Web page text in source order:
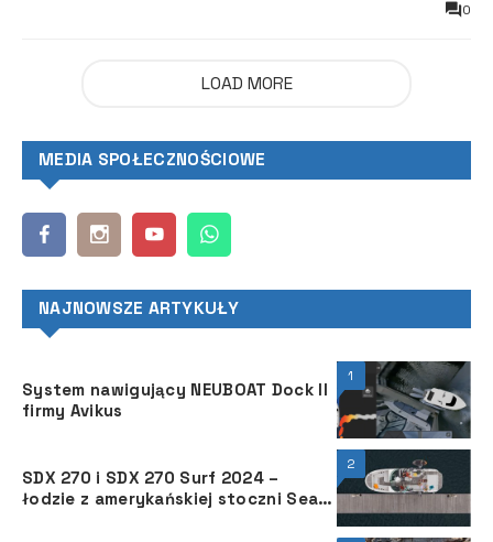
0
LOAD MORE
MEDIA SPOŁECZNOŚCIOWE
NAJNOWSZE ARTYKUŁY
1
System nawigujący NEUBOAT Dock II
firmy Avikus
2
SDX 270 i SDX 270 Surf 2024 –
łodzie z amerykańskiej stoczni Sea